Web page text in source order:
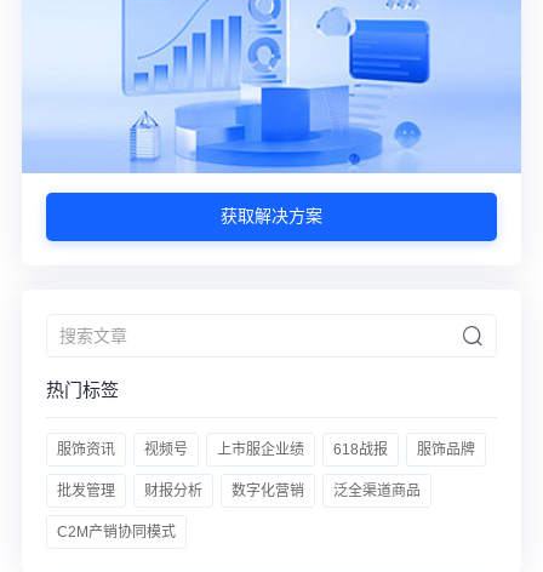
获取解决方案
热门标签
服饰资讯 视频号 上市服企业绩 618战报 服饰品牌
批发管理 财报分析 数字化营销 泛全渠道商品
C2M产销协同模式